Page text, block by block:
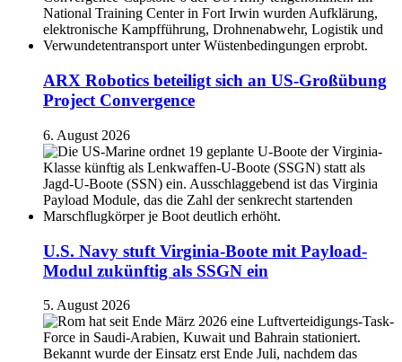
ARX Robotics beteiligt sich an US-Großübung
Project Convergence
6. August 2026
U.S. Navy stuft Virginia-Boote mit Payload-
Modul zukünftig als SSGN ein
5. August 2026